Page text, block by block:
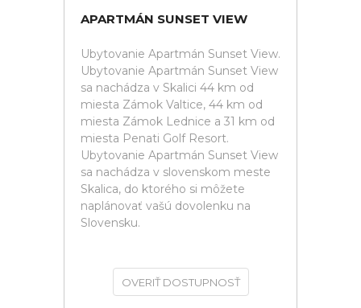
APARTMÁN SUNSET VIEW
Ubytovanie Apartmán Sunset View.
Ubytovanie Apartmán Sunset View
sa nachádza v Skalici 44 km od
miesta Zámok Valtice, 44 km od
miesta Zámok Lednice a 31 km od
miesta Penati Golf Resort.
Ubytovanie Apartmán Sunset View
sa nachádza v slovenskom meste
Skalica, do ktorého si môžete
naplánovať vašú dovolenku na
Slovensku.
OVERIŤ DOSTUPNOSŤ